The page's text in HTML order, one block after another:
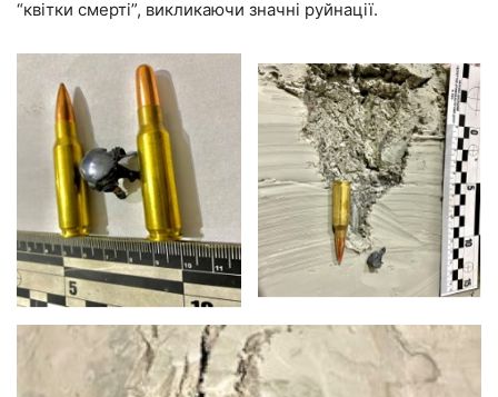
“квітки смерті”, викликаючи значні руйнації.